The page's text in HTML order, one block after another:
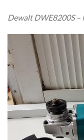
Dewalt DWE8200S –